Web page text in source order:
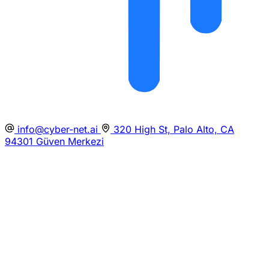
info@cyber-net.ai
320 High St, Palo Alto, CA
94301 Güven Merkezi